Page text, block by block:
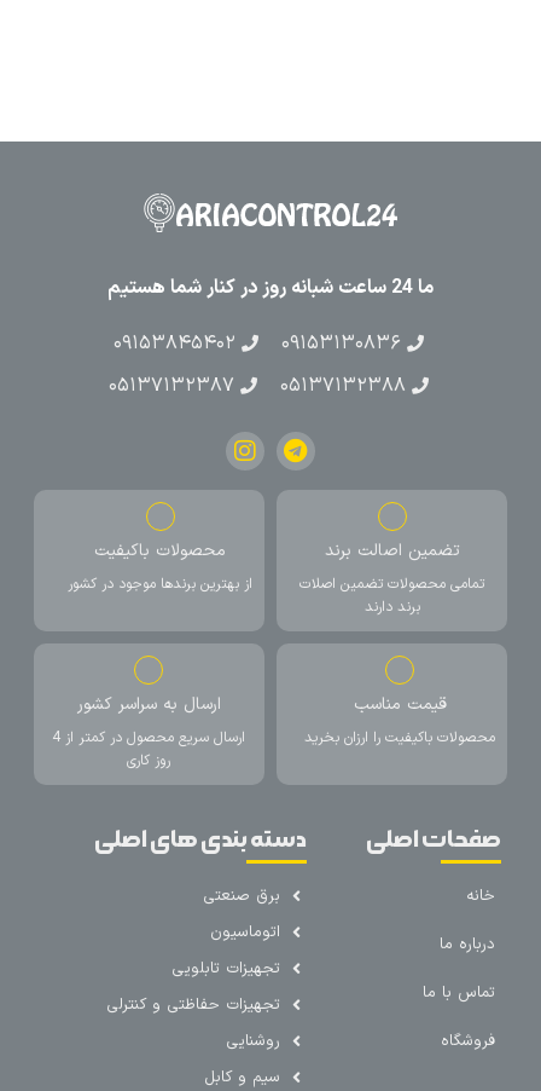
ما 24 ساعت شبانه روز در کنار شما هستیم
۰۹۱۵۳۱۳۰۸۳۶
۰۹۱۵۳۸۴۵۴۰۲
۰۵۱۳۷۱۳۲۳۸۸
۰۵۱۳۷۱۳۲۳۸۷
تضمین اصالت برند
تمامی محصولات تضمین اصلات
برند دارند
محصولات باکیفیت
از بهترین برندها موجود در کشور
قیمت مناسب
محصولات باکیفیت را ارزان بخرید
ارسال به سراسر کشور
ارسال سریع محصول در کمتر از 4
روز کاری
صفحات اصلی
خانه
درباره ما
تماس با ما
فروشگاه
دسته بندی های اصلی
برق صنعتی
اتوماسیون
تجهیزات تابلویی
تجهیزات حفاظتی و کنترلی
روشنایی
سیم و کابل